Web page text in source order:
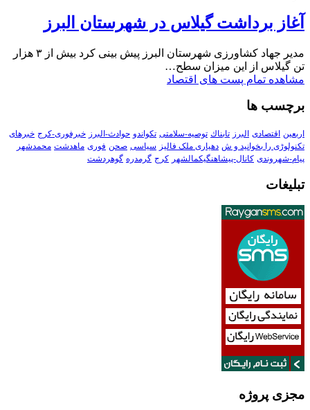
آغاز برداشت گیلاس در شهرستان البرز
مدیر جهاد کشاورزی شهرستان البرز پیش بینی کرد بیش از ۳ هزار
تن گیلاس از این میزان سطح…
مشاهده تمام پست های اقتصاد
برچسب ها
اربعین اقتصادی البرز تابناك توصیه-سلامتی تکواندو حوادث-البرز خبرفوری-کرج خبرهای
تکنولوڑی را بخوانید و ش دهیاری ملک فالیز سیاسی صحن فوری ماهدشت محمدشهر
پیام-شهروندی کانال-پیشاهنگیکمالشهر کرج گرمدره گوهردشت
تبلیغات
مجزی پروژه